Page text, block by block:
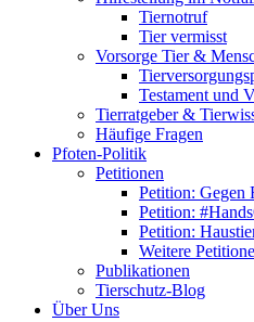
Tiernotruf
Tier vermisst
Vorsorge Tier &
Testament und
Tierratgeber &
Häufige Fragen
Pfoten-Politik
Petitionen
Petition: Gegen
Petition:
Petition:
Weitere
Publikationen
Tierschutz-Blog
Über Uns